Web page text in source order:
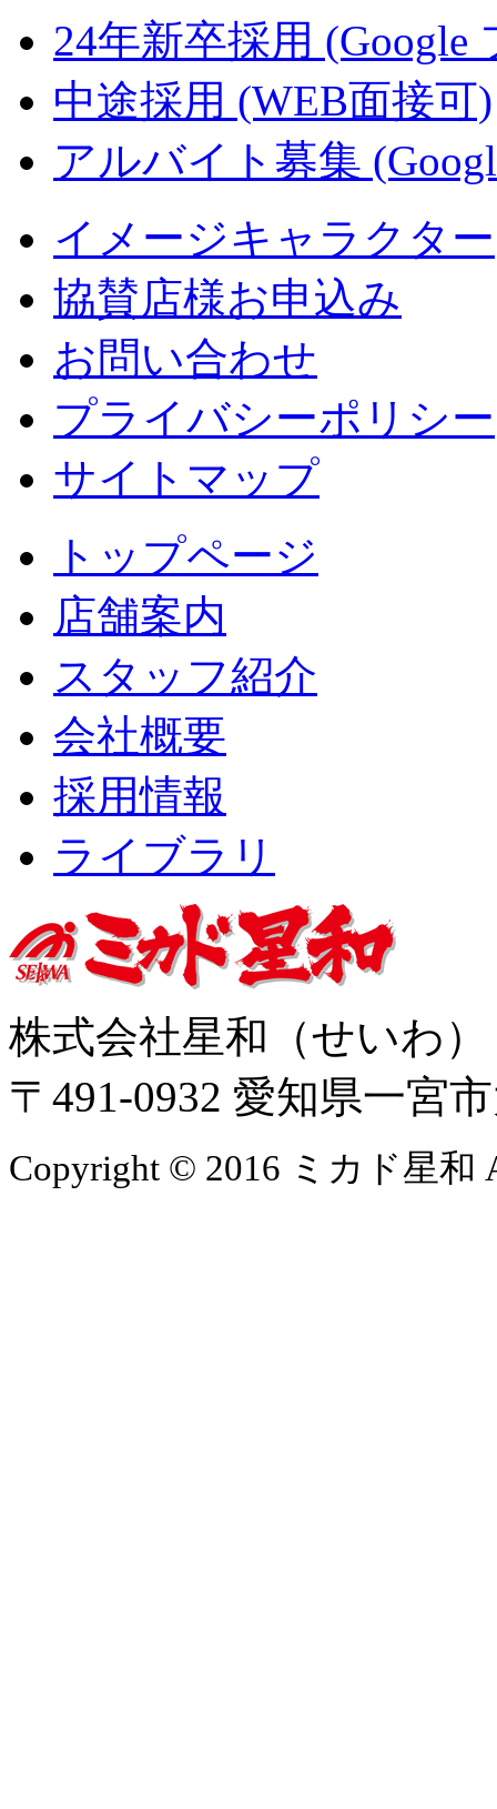
24年新卒採用 (Google
中途採用 (WEB面接可)
アルバイト募集
イメージキャラクター
協賛店様お申込み
お問い合わせ
プライバシーポリシー
サイトマップ
トップページ
店舗案内
スタッフ紹介
会社概要
採用情報
ライブラリ
株式会社星和（せいわ
〒491-0932 愛知県一宮
Copyright © 2016 ミカド星和